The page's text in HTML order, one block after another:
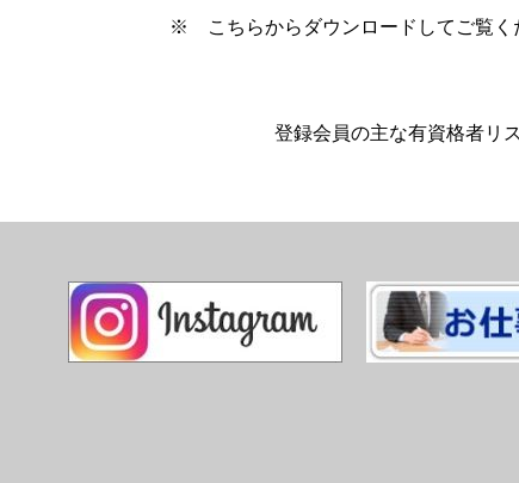
※ こちらからダウンロードしてご覧く
登録会員の主な有資格者リ